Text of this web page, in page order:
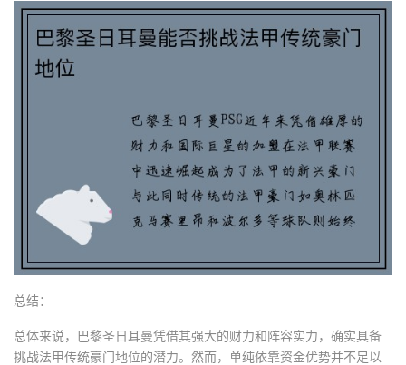
总结：
总体来说，巴黎圣日耳曼凭借其强大的财力和阵容实力，确实具备
挑战法甲传统豪门地位的潜力。然而，单纯依靠资金优势并不足以